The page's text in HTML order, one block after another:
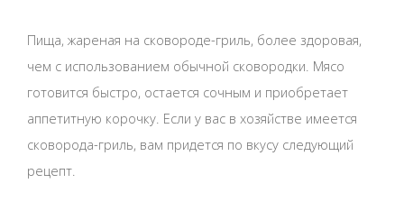
Пища, жареная на сковороде-гриль, более здоровая,
чем с использованием обычной сковородки. Мясо
готовится быстро, остается сочным и приобретает
аппетитную корочку. Если у вас в хозяйстве имеется
сковорода-гриль, вам придется по вкусу следующий
рецепт.